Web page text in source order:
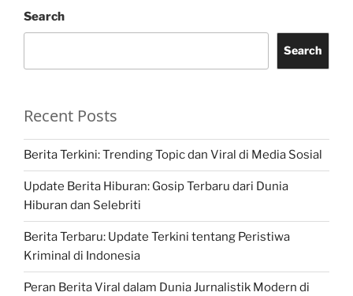
Search
Search
Recent Posts
Berita Terkini: Trending Topic dan Viral di Media Sosial
Update Berita Hiburan: Gosip Terbaru dari Dunia
Hiburan dan Selebriti
Berita Terbaru: Update Terkini tentang Peristiwa
Kriminal di Indonesia
Peran Berita Viral dalam Dunia Jurnalistik Modern di